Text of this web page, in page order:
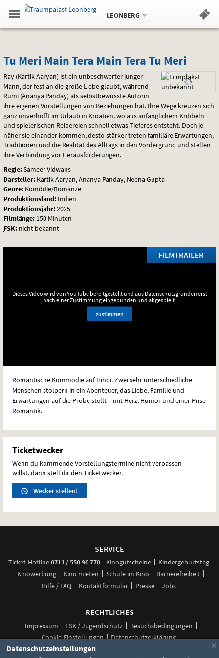
Springe
zum
,zum
.
Navigation
Gehe
zur
Standortauswahl
Standort:
LEONBERG.
Hinweis
Tu
Meri
Main
Tera
Main
Tera
Tu
Meri
Tu Meri Main Tera Main Tera Tu Meri
Ray (Kartik Aaryan) ist ein unbeschwerter junger
Mann, der fest an die große Liebe glaubt, während
Rumi (Ananya Panday) als selbstbewusste Autorin
ihre eigenen Vorstellungen von Beziehungen hat. Ihre Wege kreuzen sich
ganz unverhofft im Urlaub in Kroatien, wo aus anfänglichem Kribbeln
und spielerischen Reibereien schnell etwas Tieferes entsteht. Doch je
näher sie einander kommen, desto stärker treten familiäre Erwartungen,
Traditionen und die Realität des Alltags in den Vordergrund und stellen
ihre Verbindung vor Herausforderungen.
Regie:Sameer Vidwans
Darsteller: Kartik Aaryan, Ananya Panday, Neena Gupta
Genre: Komödie/Romanze
Produktionsland: Indien
Produktionsjahr:2025
Filmlänge: 150 Minuten
FSK: nicht bekannt
FILMTRAILER
Dieses Video wird von YouTube bereitgestellt und aus Datenschutzgründen erst
nach einer Zustimmung eingebunden und abgespielt.
zustimmen
Romantische Kommödie auf Hindi. Zwei sehr unterschiedliche
Menschen stolpern in ein Abenteuer, das Liebe, Familie und
Erwartungen auf die Probe stellt – mit Herz, Humor und einer Prise
Romantik.
Ticketwecker
Wenn du kommende Vorstellungstermine nicht verpassen
willst, dann stell dir den Ticketwecker.
Wecker stellen!
SERVICE
Ticket-Hotline0711 / 550 90 770anrufen
Kinogutscheine
Kindergeburtstag
Kinowerbung
Kino mieten Schule im Kino
Barrierefreiheit
Hilfe / FAQ
Kontaktformular Presse Jobs
RECHTLICHES
Impressum FSK / Jugendschutz
Besuchsbedingungen
Cookie-Einstellungen
Datenschutzerklärung
×
Datenschutzeinstellungen